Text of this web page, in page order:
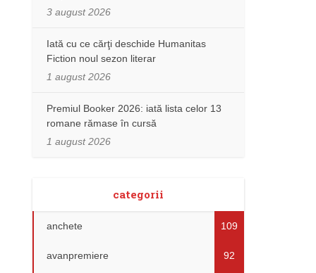
3 august 2026
Iată cu ce cărţi deschide Humanitas
Fiction noul sezon literar
1 august 2026
Premiul Booker 2026: iată lista celor 13
romane rămase în cursă
1 august 2026
categorii
anchete 109
avanpremiere 92